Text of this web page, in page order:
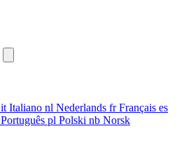
it Italiano nl Nederlands frFrançais es
Português pl Polski nb Norsk